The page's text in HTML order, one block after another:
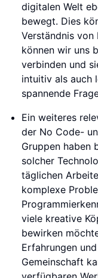
digitalen Welt
bewegt. Dies
Verständnis von
können wir uns
verbinden und
intuitiv als auch
spannende
Ein weiteres
der No Code-
Gruppen haben
solcher
täglichen
komplexe
viele kreative
bewirken
Erfahrungen
Gemeinschaft